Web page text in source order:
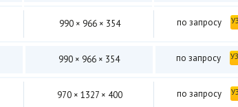
990 × 966 × 354 по запросу
990 × 966 × 354 по запросу
970 × 1327 × 400 по запросу